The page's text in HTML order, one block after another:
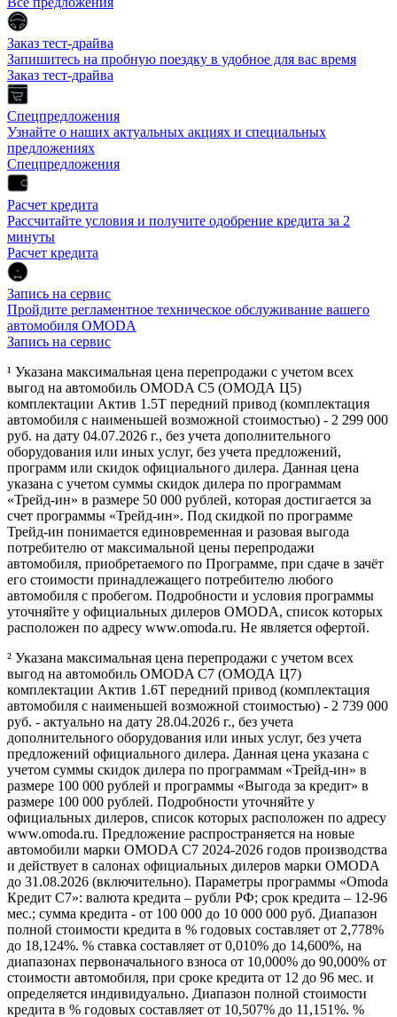
Заказ тест-драйва
Запишитесь на пробную поездку в удобное для вас время
Заказ тест-драйва
Спецпредложения
Узнайте о наших актуальных акциях и специальных
предложениях
Спецпредложения
Расчет кредита
Рассчитайте условия и получите одобрение кредита за 2
минуты
Расчет кредита
Запись на сервис
Пройдите регламентное техническое обслуживание вашего
автомобиля OMODA
Запись на сервис
¹ Указана максимальная цена перепродажи с учетом всех
выгод на автомобиль OMODA C5 (ОМОДА Ц5)
комплектации Актив 1.5Т передний привод (комплектация
автомобиля с наименьшей возможной стоимостью) - 2 299 000
руб. на дату 04.07.2026 г., без учета дополнительного
оборудования или иных услуг, без учета предложений,
программ или скидок официального дилера. Данная цена
указана с учетом суммы скидок дилера по программам
«Трейд-ин» в размере 50 000 рублей, которая достигается за
счет программы «Трейд-ин». Под скидкой по программе
Трейд-ин понимается единовременная и разовая выгода
потребителю от максимальной цены перепродажи
автомобиля, приобретаемого по Программе, при сдаче в зачёт
его стоимости принадлежащего потребителю любого
автомобиля с пробегом. Подробности и условия программы
уточняйте у официальных дилеров OMODA, список которых
расположен по адресу www.omoda.ru. Не является офертой.
² Указана максимальная цена перепродажи с учетом всех
выгод на автомобиль OMODA C7 (ОМОДА Ц7)
комплектации Актив 1.6T передний привод (комплектация
автомобиля с наименьшей возможной стоимостью) - 2 739 000
руб. - актуально на дату 28.04.2026 г., без учета
дополнительного оборудования или иных услуг, без учета
предложений официального дилера. Данная цена указана с
учетом суммы скидок дилера по программам «Трейд-ин» в
размере 100 000 рублей и программы «Выгода за кредит» в
размере 100 000 рублей. Подробности уточняйте у
официальных дилеров, список которых расположен по адресу
www.omoda.ru. Предложение распространяется на новые
автомобили марки OMODA C7 2024-2026 годов производства
и действует в салонах официальных дилеров марки OMODA
до 31.08.2026 (включительно). Параметры программы «Omoda
Кредит C7»: валюта кредита – рубли РФ; срок кредита – 12-96
мес.; сумма кредита - от 100 000 до 10 000 000 руб. Диапазон
полной стоимости кредита в % годовых составляет от 2,778%
до 18,124%. % ставка составляет от 0,010% до 14,600%, на
диапазонах первоначального взноса от 10,000% до 90,000% от
стоимости автомобиля, при сроке кредита от 12 до 96 мес. и
определяется индивидуально. Диапазон полной стоимости
кредита в % годовых составляет от 10,507% до 11,151%. %